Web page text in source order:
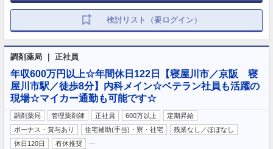
検討リスト（要ログイン）
調剤薬局 ｜ 正社員
年収600万円以上☆年間休日122日【寝屋川市／京阪 寝
屋川市駅／徒歩8分】内科メイン☆ベテラン社員も活躍の
現場☆マイカー通勤も可能です☆
調剤薬局 管理薬剤師 正社員 600万以上
定期昇給
ボーナス・賞与あり
住宅補助(手当)・寮・社宅
残業なし／ほぼなし
休日120日
有休推奨